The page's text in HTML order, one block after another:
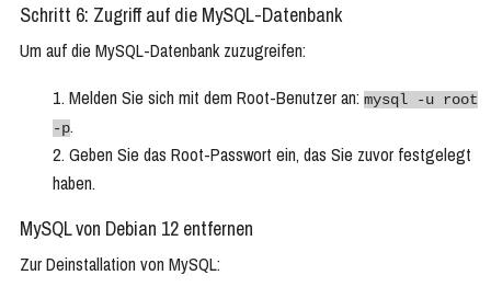
Schritt 6: Zugriff auf die MySQL-Datenbank
Um auf die MySQL-Datenbank zuzugreifen:
Melden Sie sich mit dem Root-Benutzer an: mysql -u root
-p.
Geben Sie das Root-Passwort ein, das Sie zuvor festgelegt
haben.
MySQL von Debian 12 entfernen
Zur Deinstallation von MySQL: